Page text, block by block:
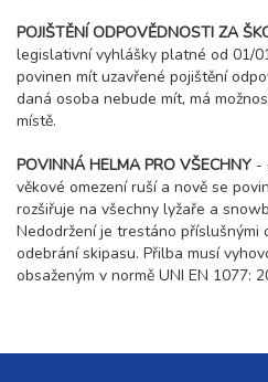
POJIŠTĚNÍ ODPOVĚDNOSTI ZA
legislativní vyhlášky platné od 01/
povinen mít uzavřené pojištění
daná osoba nebude mít, má
místě.
POVINNÁ HELMA PRO VŠECHNY -
věkové omezení ruší a nově se
rozšiřuje na všechny lyžaře a
Nedodržení je trestáno příslušnými
odebrání skipasu. Přilba musí
obsaženým v normě UNI EN 1077: